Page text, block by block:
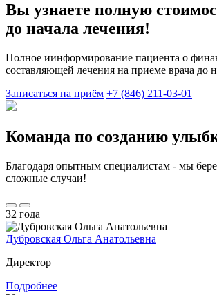
Вы узнаете полную
до начала лечения!
Полное иинформирование пациента о
составляющей лечения на приеме врача до
Записаться на приём +7 (846) 211-03-01
Команда по созданию
Благодаря опытным специалистам - мы
сложные случаи!
32 года
Дубровская Ольга Анатольевна
Директор
Подробнее